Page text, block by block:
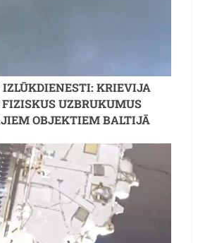
IZLŪKDIENESTI: KRIEVIJA
FIZISKUS UZBRUKUMUS
OBJEKTIEM BALTIJĀ